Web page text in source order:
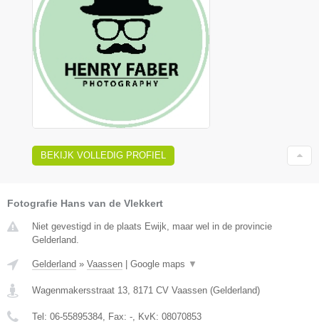
BEKIJK VOLLEDIG PROFIEL
Fotografie Hans van de Vlekkert
Niet gevestigd in de plaats Ewijk, maar wel in de provincie
Gelderland.
Gelderland » Vaassen Google maps ▼
Wagenmakersstraat 13, 8171 CV Vaassen (Gelderland)
Tel: 06-55895384, Fax: -, KvK: 08070853